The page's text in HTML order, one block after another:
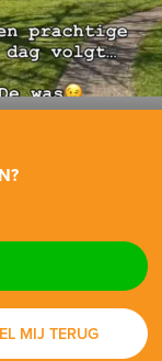
MIJ TERUG